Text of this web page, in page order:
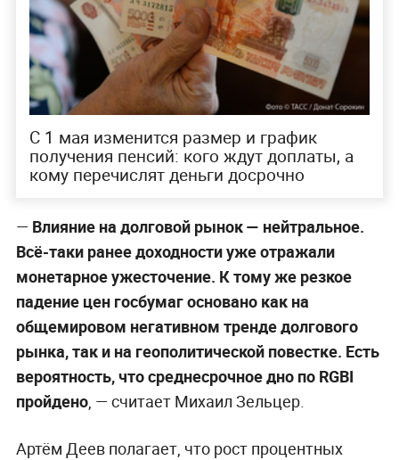
С 1 мая изменится размер и график
получения пенсий: кого ждут доплаты, а
кому перечислят деньги досрочно
— Влияние на долговой рынок — нейтральное.
Всё-таки ранее доходности уже отражали
монетарное ужесточение. К тому же резкое
падение цен госбумаг основано как на
общемировом негативном тренде долгового
рынка, так и на геополитической повестке. Есть
вероятность, что среднесрочное дно по RGBI
пройдено, — считает Михаил Зельцер.
Артём Деев полагает, что рост процентных